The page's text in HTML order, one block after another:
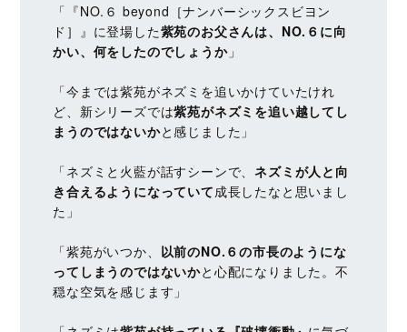
「『NO.６ beyond［ナンバーシックスビヨン
ド］』に登場した紫苑のお父さんは、NO.６に向
かい、何をしたのでしょうか」
「今までは紫苑がネズミを追いかけていたけれ
ど、新シリーズでは紫苑がネズミを追い越してし
まうのではないかと感じました」
「ネズミと火藍が話すシーンで、ネズミが人と向
き合えるようになっていて成長したなと思いまし
た」
「紫苑がいつか、 以前のNO.６の市長のようにな
ってしまうのではないかと心配になりました。不
穏な空気を感じます」